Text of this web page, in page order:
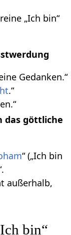
„Ich bin“
Gedanken.“
.“
das göttliche
“ („Ich bin
außerhalb,
bin“